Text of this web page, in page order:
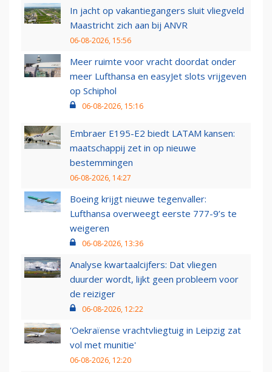
In jacht op vakantiegangers sluit vliegveld
Maastricht zich aan bij ANVR
06-08-2026, 15:56
Meer ruimte voor vracht doordat onder
meer Lufthansa en easyJet slots vrijgeven
op Schiphol
06-08-2026, 15:16
Embraer E195-E2 biedt LATAM kansen:
maatschappij zet in op nieuwe
bestemmingen
06-08-2026, 14:27
Boeing krijgt nieuwe tegenvaller:
Lufthansa overweegt eerste 777-9’s te
weigeren
06-08-2026, 13:36
Analyse kwartaalcijfers: Dat vliegen
duurder wordt, lijkt geen probleem voor
de reiziger
06-08-2026, 12:22
'Oekraïense vrachtvliegtuig in Leipzig zat
vol met munitie'
06-08-2026, 12:20